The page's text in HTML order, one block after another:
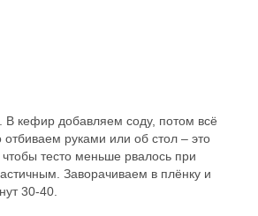
В кефир добавляем соду, потом всё
руками или об стол – это
чтобы тесто меньше рвалось при
Заворачиваем в плёнку и
30-40.